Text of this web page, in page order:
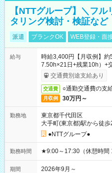
【NTTグループ】＼フ
タリング検討・検証など
派遣 ブランクOK WEB登録・面
給与
時給3,400円【月収例】
7.50h×21日+残業10h）+
交通費別途支給あり
交通費 ○通勤交通費の支
月収例 30万円～
勤務地
東京都千代田区
大手町(東京都)駅から徒歩
●NTTグループ●
勤務時間 ★9:00～17:30（休憩時間
期間 2026年9月～